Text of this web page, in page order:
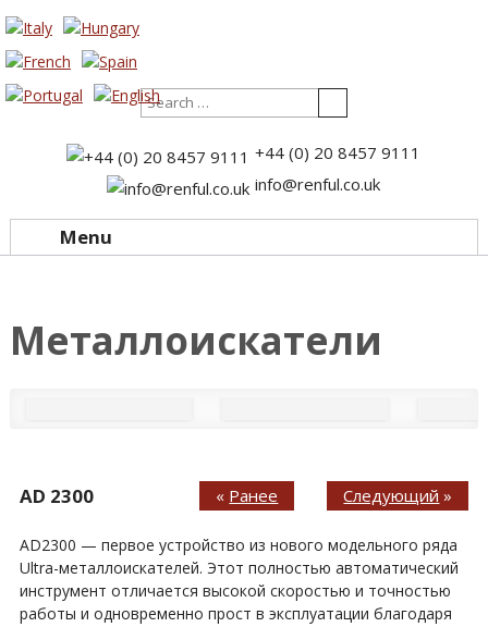
Search
+44 (0) 20 8457 9111
info@renful.co.uk
Menu
Металлоискатели
AD 2300 Следующий »
« Ранее
AD2300 — первое устройство из нового модельного ряда
Ultra-металлоискателей. Этот полностью автоматический
инструмент отличается высокой скоростью и точностью
работы и одновременно прост в эксплуатации благодаря